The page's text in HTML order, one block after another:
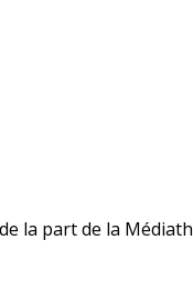
la part de la